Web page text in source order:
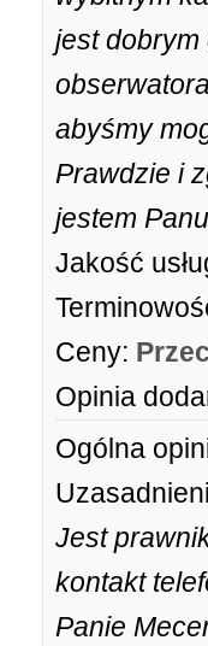
jest dobrym
abyśmy
Prawdzie i
jestem
Jakość
Ceny:
Opinia
Ogólna
Jest
kontakt
Panie